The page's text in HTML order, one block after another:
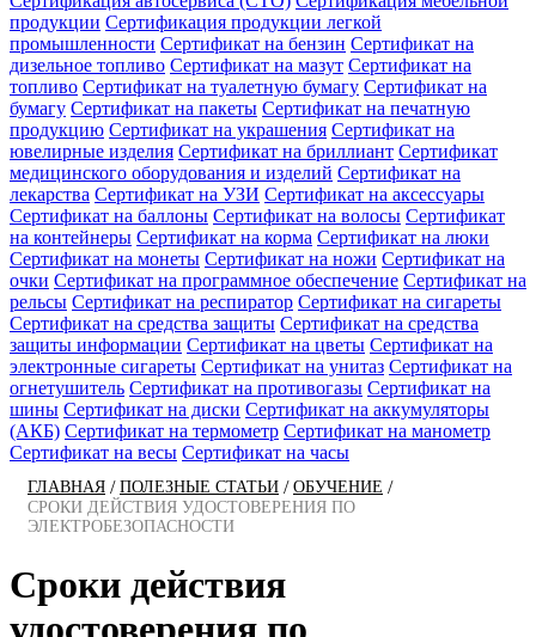
продукции Сертификация продукции легкой
промышленности Сертификат на бензин Сертификат на
дизельное топливо Сертификат на мазут Сертификат на
топливо Сертификат на туалетную бумагу Сертификат на
бумагу Сертификат на пакеты Сертификат на печатную
продукцию Сертификат на украшения Сертификат на
ювелирные изделия Сертификат на бриллиант Сертификат
медицинского оборудования и изделий Сертификат на
лекарства Сертификат на УЗИ Сертификат на аксессуары
Сертификат на баллоны Сертификат на волосы Сертификат
на контейнеры Сертификат на корма Сертификат на люки
Сертификат на монеты Сертификат на ножи Сертификат на
очки Сертификат на программное обеспечение Сертификат на
рельсы Сертификат на респиратор Сертификат на сигареты
Сертификат на средства защиты Сертификат на средства
защиты информации Сертификат на цветы Сертификат на
электронные сигареты Сертификат на унитаз Сертификат на
огнетушитель Сертификат на противогазы Сертификат на
шины Сертификат на диски Сертификат на аккумуляторы
(АКБ) Сертификат на термометр Сертификат на манометр
Сертификат на весы Сертификат на часы
ГЛАВНАЯ / ПОЛЕЗНЫЕ СТАТЬИ / ОБУЧЕНИЕ /
СРОКИ ДЕЙСТВИЯ УДОСТОВЕРЕНИЯ ПО
ЭЛЕКТРОБЕЗОПАСНОСТИ
Сроки действия
удостоверения по